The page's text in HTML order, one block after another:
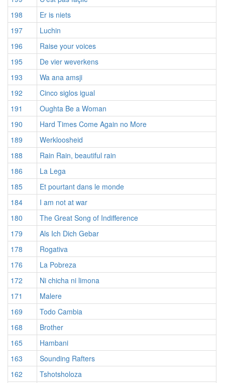
198
Er is niets
197
Luchin
196
Raise your voices
195
De vier weverkens
193
Wa ana amsji
192
Cinco siglos igual
191
Oughta Be a Woman
190
Hard Times Come Again no More
189
Werkloosheid
188
Rain Rain, beautiful rain
186
La Lega
185
Et pourtant dans le monde
184
I am not at war
180
The Great Song of Indifference
179
Als Ich Dich Gebar
178
Rogativa
176
La Pobreza
172
Ni chicha ni limona
171
Malere
169
Todo Cambia
168
Brother
165
Hambani
163
Sounding Rafters
162
Tshotsholoza